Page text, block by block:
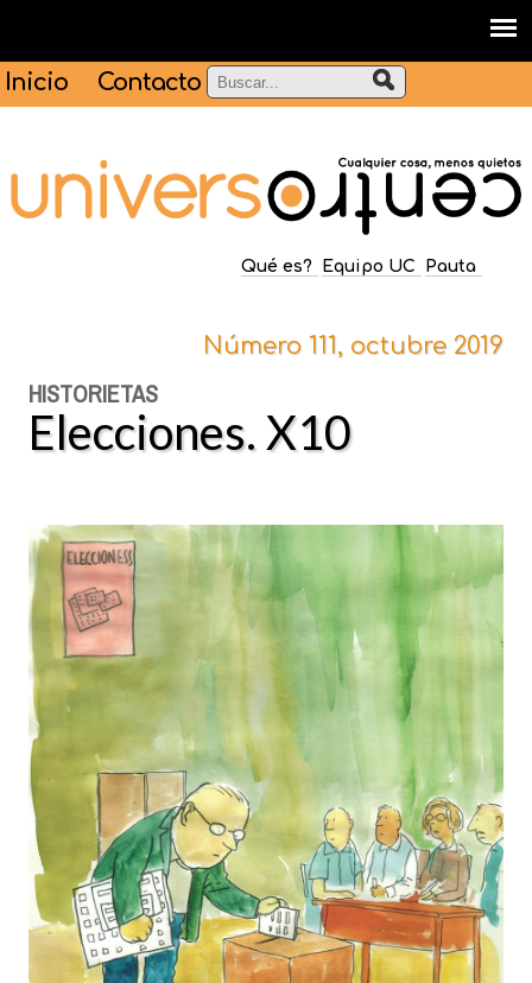
Inicio Contacto
Qué es? Equipo UC Pauta
Número 111, octubre 2019
HISTORIETAS
Elecciones. X10